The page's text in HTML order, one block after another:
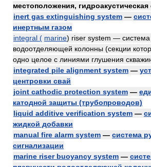
местоположения,
inert gas extinguishing system —
инертным газом
integral ( marine) riser system — система
водоотделяющей колонны (секции
одно целое с линиями глушения
integrated pile alignment system —
центровки свай
joint cathodic protection system —
катодной защиты (трубопроводов)
liquid additive verification system —
жидкой добавки
manual fire alarm system — система
сигнализации
marine riser buoyancy system —